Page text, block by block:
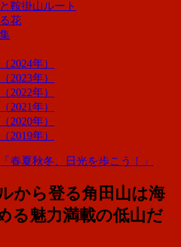
鞍掛山ルート
花
2024年）
2023年）
2022年）
2021年）
2020年）
2019年）
から登る角田山は海
る魅力満載の低山だ